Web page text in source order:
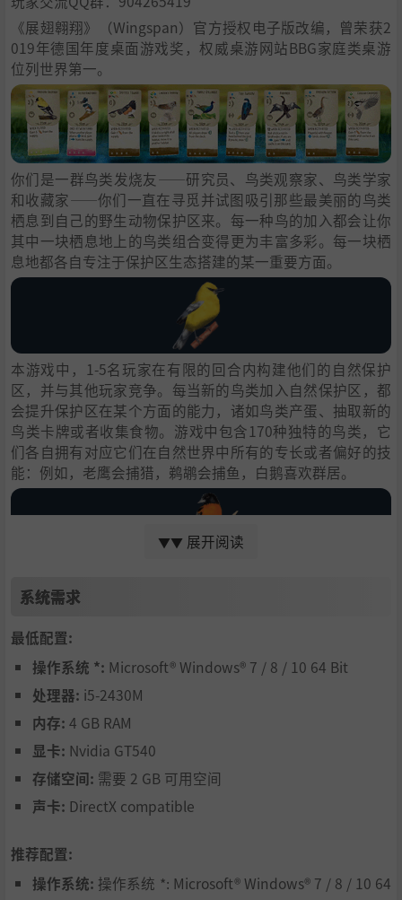
《展翅翱翔》（Wingspan）官方授权电子版改编，曾荣获2
019年德国年度桌面游戏奖，权威桌游网站BBG家庭类桌游
位列世界第一。
你们是一群鸟类发烧友——研究员、鸟类观察家、鸟类学家
和收藏家——你们一直在寻觅并试图吸引那些最美丽的鸟类
栖息到自己的野生动物保护区来。每一种鸟的加入都会让你
其中一块栖息地上的鸟类组合变得更为丰富多彩。每一块栖
息地都各自专注于保护区生态搭建的某一重要方面。
本游戏中，1-5名玩家在有限的回合内构建他们的自然保护
区，并与其他玩家竞争。每当新的鸟类加入自然保护区，都
会提升保护区在某个方面的能力，诸如鸟类产蛋、抽取新的
鸟类卡牌或者收集食物。游戏中包含170种独特的鸟类，它
们各自拥有对应它们在自然世界中所有的专长或者偏好的技
能：例如，老鹰会捕猎，鹈鹕会捕鱼，白鹅喜欢群居。
游戏特色
轻松愉快的策略类卡牌游戏，你的目标是发现和吸引最好
的鸟儿。
同时支持单人和多人模式，最多可5名玩家组队畅玩。
基于屡获殊荣的引擎构筑桌面游戏，以卡牌为驱动，富有
竞争乐趣。
数百只独特的鸟儿，配有动画画面和真实录音。
用多种方式积攒分数，包括鸟儿、奖励卡牌和回合目标。
▼▼ 展开阅读
系统需求
最低配置:
操作系统 *: Microsoft® Windows® 7 / 8 / 10 64 Bit
处理器: i5-2430M
内存: 4 GB RAM
显卡: Nvidia GT540
存储空间: 需要 2 GB 可用空间
声卡: DirectX compatible
推荐配置:
操作系统: 操作系统 *: Microsoft® Windows® 7 / 8 / 10 64